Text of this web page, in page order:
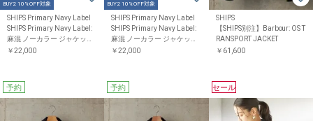
BUY2 10%OFF対象
SHIPS Primary Navy Label
SHIPS Primary Navy Label:
麻混 ノーカラー ジャケット
（セットアップ対応）
￥22,000
BUY2 10%OFF対象
SHIPS Primary Navy Label
SHIPS Primary Navy Label:
麻混 ノーカラー ジャケット
（セットアップ対応）
￥22,000
SHIPS
【SHIPS別注】Barbour: OS T
RANSPORT JACKET
￥61,600
予約 予約 セール